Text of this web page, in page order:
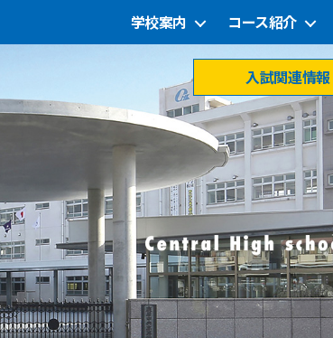
学校案内 コース紹介
入試関連情報